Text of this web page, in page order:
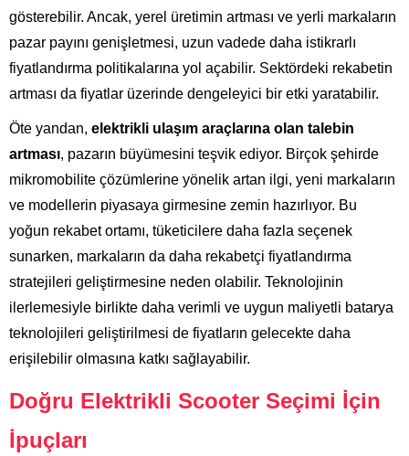
gösterebilir. Ancak, yerel üretimin artması ve yerli markaların
pazar payını genişletmesi, uzun vadede daha istikrarlı
fiyatlandırma politikalarına yol açabilir. Sektördeki rekabetin
artması da fiyatlar üzerinde dengeleyici bir etki yaratabilir.
Öte yandan, elektrikli ulaşım araçlarına olan talebin
artması, pazarın büyümesini teşvik ediyor. Birçok şehirde
mikromobilite çözümlerine yönelik artan ilgi, yeni markaların
ve modellerin piyasaya girmesine zemin hazırlıyor. Bu
yoğun rekabet ortamı, tüketicilere daha fazla seçenek
sunarken, markaların da daha rekabetçi fiyatlandırma
stratejileri geliştirmesine neden olabilir. Teknolojinin
ilerlemesiyle birlikte daha verimli ve uygun maliyetli batarya
teknolojileri geliştirilmesi de fiyatların gelecekte daha
erişilebilir olmasına katkı sağlayabilir.
Doğru Elektrikli Scooter Seçimi İçin
İpuçları